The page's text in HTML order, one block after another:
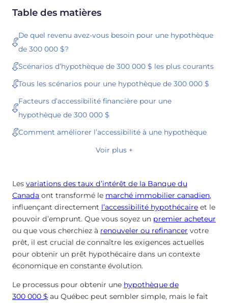
Table des matières
De quel revenu avez-vous besoin pour une hypothèque
de 300 000 $?
Scénarios d’hypothèque de 300 000 $ les plus courants
Tous les scénarios pour une hypothèque de 300 000 $
Facteurs d’accessibilité financière pour une
hypothèque de 300 000 $
Comment améliorer l’accessibilité à une hypothèque
Voir plus +
Les variations des taux d’intérêt de la Banque du
Canada ont transformé le marché immobilier canadien,
influençant directement l’accessibilité hypothécaire et le
pouvoir d’emprunt. Que vous soyez un premier acheteur
ou que vous cherchiez à renouveler ou refinancer votre
prêt, il est crucial de connaître les exigences actuelles
pour obtenir un prêt hypothécaire dans un contexte
économique en constante évolution.
Le processus pour obtenir une hypothèque de
300 000 $ au Québec peut sembler simple, mais le fait